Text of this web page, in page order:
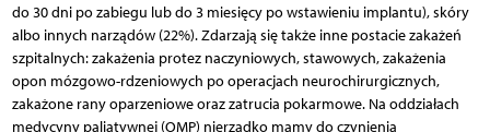
do 30 dni po zabiegu lub do 3 miesięcy po wstawieniu implantu), skóry
albo innych narządów (22%). Zdarzają się także inne postacie zakażeń
szpitalnych: zakażenia protez naczyniowych, stawowych, zakażenia
opon mózgowo-rdzeniowych po operacjach neurochirurgicznych,
zakażone rany oparzeniowe oraz zatrucia pokarmowe. Na oddziałach
medycyny paliatywnej (OMP) nierzadko mamy do czynienia